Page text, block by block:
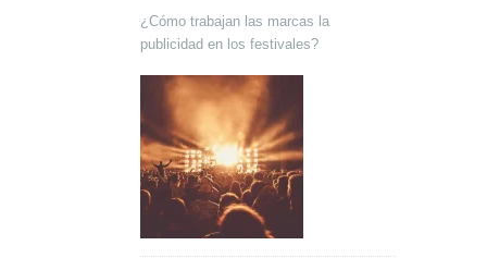
¿Cómo trabajan las marcas la
publicidad en los festivales?